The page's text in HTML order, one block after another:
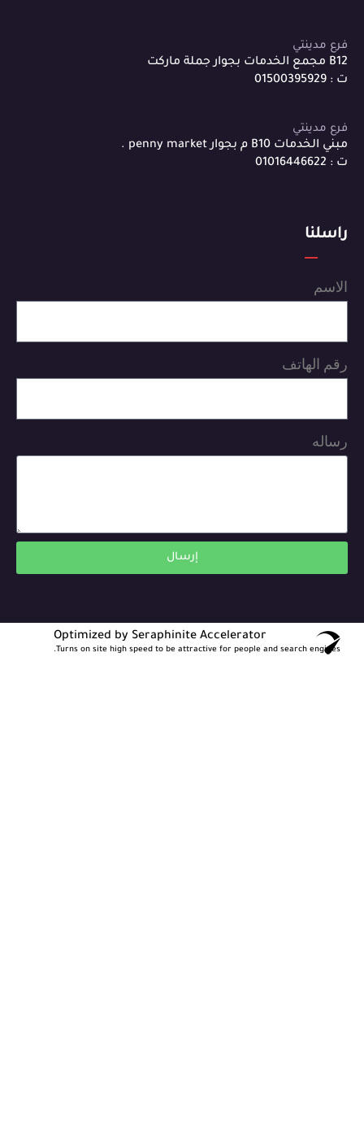
فرع مدينتي
B12 مجمع الخدمات بجوار جملة ماركت
ت : 01500395929
فرع مدينتي
مبني الخدمات B10 م بجوار penny market .
ت : 01016446622
راسلنا
الاسم
رقم الهاتف
رساله
إرسال
Optimized by Seraphinite Accelerator
Turns on site high speed to be attractive for people and search engines.